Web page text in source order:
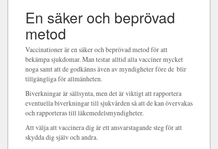
En säker och beprövad
metod
Vaccinationer är en säker och beprövad metod för att
bekämpa sjukdomar. Man testar alltid alla vacciner mycket
noga samt att de godkänns även av myndigheter före de blir
tillgängliga för allmänheten.
Biverkningar är sällsynta, men det är viktigt att rapportera
eventuella biverkningar till sjukvården så att de kan övervakas
och rapporteras till läkemedelsmyndigheter.
Att välja att vaccinera dig är ett ansvarstagande steg för att
skydda dig själv och andra.